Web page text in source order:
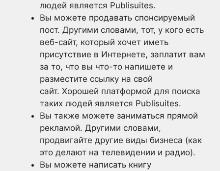
людей является Publisuites.
Вы можете продавать спонсируемый
пост. Другими словами, тот, у кого есть
веб-сайт, который хочет иметь
присутствие в Интернете, заплатит вам
за то, что вы что-то напишете и
разместите ссылку на свой
сайт. Хорошей платформой для поиска
таких людей является Publisuites.
Вы также можете заниматься прямой
рекламой. Другими словами,
продвигайте другие виды бизнеса (как
это делают на телевидении и радио).
Вы можете написать книгу